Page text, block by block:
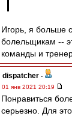
Игорь, я больше
болельщикам --
команды и
dispatcher -
01 янв 2021 20:19
Понравиться
серьезно. Для